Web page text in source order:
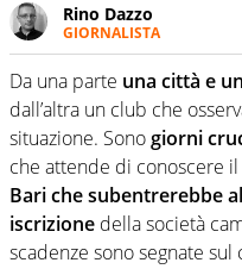
Rino Dazzo
GIORNALISTA
Se mai ci fosse modo
una nicchia di
una svista arbitrale
curve
Da una parte una città e
dall’altra un club che
situazione. Sonogiorni
che attende di conoscere
Bari che subentrerebbe
iscrizione della società
scadenze sono segnate